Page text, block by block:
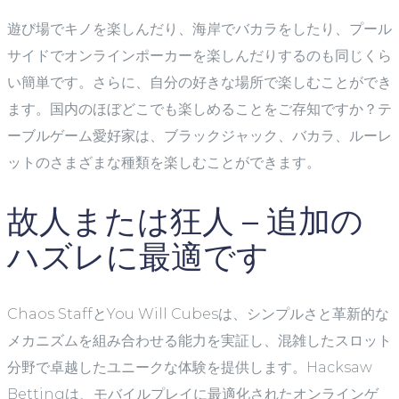
遊び場でキノを楽しんだり、海岸でバカラをしたり、プール
サイドでオンラインポーカーを楽しんだりするのも同じくら
い簡単です。さらに、自分の好きな場所で楽しむことができ
ます。国内のほぼどこでも楽しめることをご存知ですか？テ
ーブルゲーム愛好家は、ブラックジャック、バカラ、ルーレ
ットのさまざまな種類を楽しむことができます。
故人または狂人 – 追加の
ハズレに最適です
Chaos StaffとYou Will Cubesは、シンプルさと革新的な
メカニズムを組み合わせる能力を実証し、混雑したスロット
分野で卓越したユニークな体験を提供します。Hacksaw
Bettingは、モバイルプレイに最適化されたオンラインゲ